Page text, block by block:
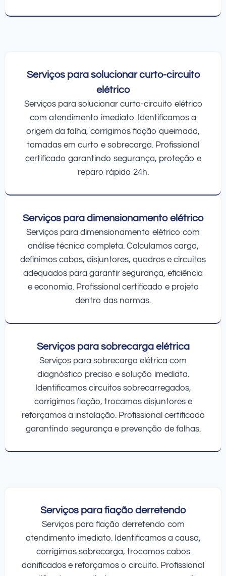
Serviços para solucionar curto-circuito
elétrico
Serviços para solucionar curto-circuito elétrico
com atendimento imediato. Identificamos a
origem da falha, corrigimos fiação queimada,
tomadas em curto e sobrecarga. Profissional
certificado garantindo segurança, proteção e
reparo rápido 24h.
Serviços para dimensionamento elétrico
Serviços para dimensionamento elétrico com
análise técnica completa. Calculamos carga,
definimos cabos, disjuntores, quadros e circuitos
adequados para garantir segurança, eficiência
e economia. Profissional certificado e projeto
dentro das normas.
Serviços para sobrecarga elétrica
Serviços para sobrecarga elétrica com
diagnóstico preciso e solução imediata.
Identificamos circuitos sobrecarregados,
corrigimos fiação, trocamos disjuntores e
reforçamos a instalação. Profissional certificado
garantindo segurança e prevenção de falhas.
Serviços para fiação derretendo
Serviços para fiação derretendo com
atendimento imediato. Identificamos a causa,
corrigimos sobrecarga, trocamos cabos
danificados e reforçamos o circuito. Profissional